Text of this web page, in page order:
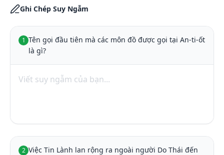
Ghi Chép Suy Ngẫm
1 Tên gọi đầu tiên mà các môn đồ được gọi tại An-ti-ốt
là gì?
2 Việc Tin Lành lan rộng ra ngoài người Do Thái đến